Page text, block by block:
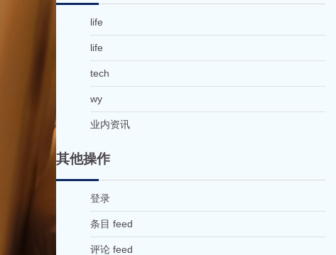
life
life
tech
wy
业内资讯
其他操作
登录
条目 feed
评论 feed